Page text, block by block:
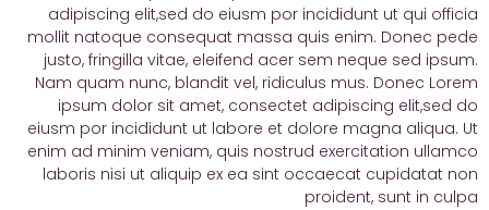
adipiscing elit,sed do eiusm por incididunt ut qui officia
mollit natoque consequat massa quis enim. Donec pede
justo, fringilla vitae, eleifend acer sem neque sed ipsum.
Nam quam nunc, blandit vel, ridiculus mus. Donec Lorem
ipsum dolor sit amet, consectet adipiscing elit,sed do
eiusm por incididunt ut labore et dolore magna aliqua. Ut
enim ad minim veniam, quis nostrud exercitation ullamco
laboris nisi ut aliquip ex ea sint occaecat cupidatat non
proident, sunt in culpa